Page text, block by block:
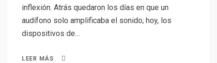
inflexión. Atrás quedaron los días en que un
audífono solo amplificaba el sonido; hoy, los
dispositivos de…
LEER MÁS